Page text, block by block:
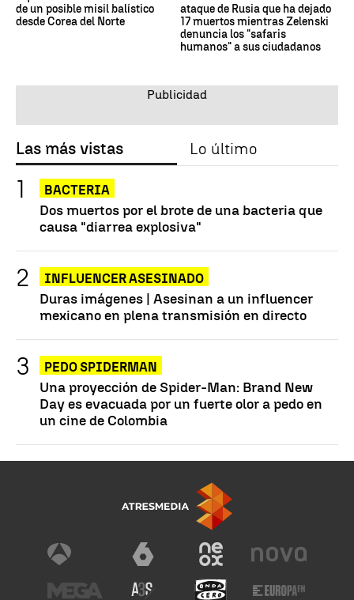
de un posible misil balístico
desde Corea del Norte
ataque de Rusia que ha dejado
17 muertos mientras Zelenski
denuncia los "safaris
humanos" a sus ciudadanos
Las más vistas Lo último
BACTERIA
Dos muertos por el brote de una bacteria que
causa "diarrea explosiva"
INFLUENCER ASESINADO
Duras imágenes | Asesinan a un influencer
mexicano en plena transmisión en directo
PEDO SPIDERMAN
Una proyección de Spider-Man: Brand New
Day es evacuada por un fuerte olor a pedo en
un cine de Colombia